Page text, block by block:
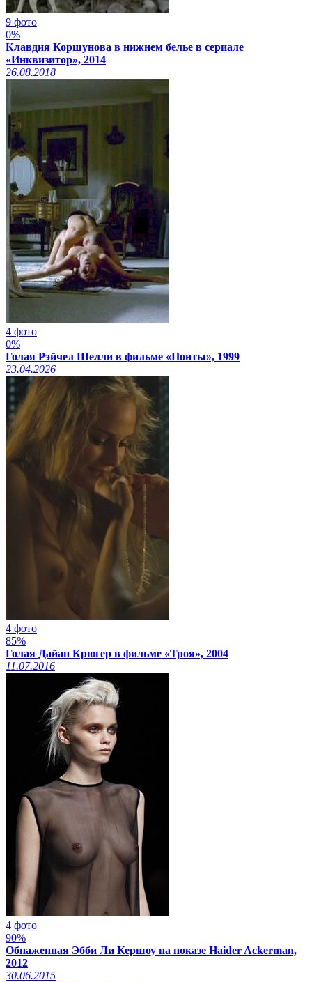
9 фото
0%
Клавдия Коршунова в нижнем белье в сериале
«Инквизитор», 2014
26.08.2018
4 фото
0%
Голая Рэйчел Шелли в фильме «Понты», 1999
23.04.2026
4 фото
85%
Голая Дайан Крюгер в фильме «Троя», 2004
11.07.2016
4 фото
90%
Обнаженная Эбби Ли Кершоу на показе Haider Ackerman,
2012
30.06.2015